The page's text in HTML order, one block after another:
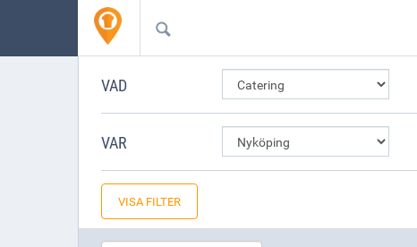
VAD
VAR
VISA FILTER